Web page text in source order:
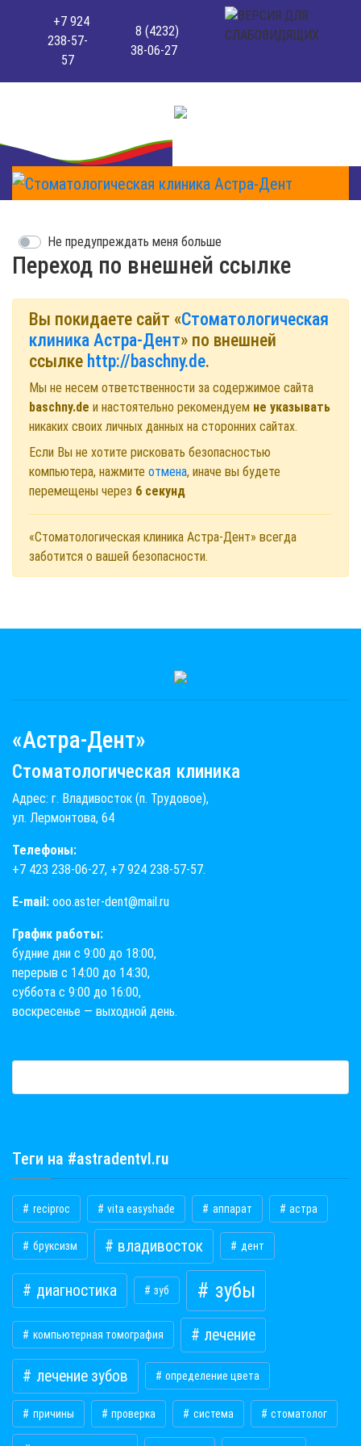
+7 924
238-57-
57
8 (4232)
38-06-27
Переход по внешней ссылке
Не предупреждать меня больше
Вы покидаете сайт «Стоматологическая
клиника Астра-Дент» по внешней
ссылке http://baschny.de.
Мы не несем ответственности за содержимое сайта
baschny.de и настоятельно рекомендуем не указывать
никаких своих личных данных на сторонних сайтах.
Если Вы не хотите рисковать безопасностью
компьютера, нажмите отмена, иначе вы будете
перемещены через 6 секунд
«Стоматологическая клиника Астра-Дент» всегда
заботится о вашей безопасности.
«Астра-Дент»
Стоматологическая клиника
Адрес: г. Владивосток (п. Трудовое),
ул. Лермонтова, 64
Телефоны:
+7 423 238-06-27, +7 924 238-57-57.
E-mail: ooo.aster-dent@mail.ru
График работы:
будние дни с 9:00 до 18:00,
перерыв с 14:00 до 14:30,
суббота с 9:00 до 16:00,
воскресенье — выходной день.
Теги на #astradentvl.ru
reciproc vita easyshade аппарат астра
бруксизм владивосток дент
диагностика зуб зубы
компьютерная томография лечение
лечение зубов определение цвета
причины проверка система стоматолог